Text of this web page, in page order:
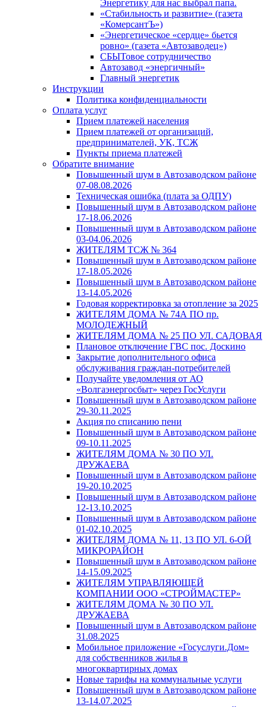
Энергетику для нас выбрал папа.
«Стабильность и развитие» (газета
«КомерсантЪ»)
«Энергетическое «сердце» бьется
ровно» (газета «Автозаводец»)
СБЫТовое сотрудничество
Автозавод «энергичный»
Главный энергетик
Инструкции
Политика конфиденциальности
Оплата услуг
Прием платежей населения
Прием платежей от организаций,
предпринимателей, УК, ТСЖ
Пункты приема платежей
Обратите внимание
Повышенный шум в Автозаводском районе
07-08.08.2026
Техническая ошибка (плата за ОДПУ)
Повышенный шум в Автозаводском районе
17-18.06.2026
Повышенный шум в Автозаводском районе
03-04.06.2026
ЖИТЕЛЯМ ТСЖ № 364
Повышенный шум в Автозаводском районе
17-18.05.2026
Повышенный шум в Автозаводском районе
13-14.05.2026
Годовая корректировка за отопление за 2025
ЖИТЕЛЯМ ДОМА № 74А ПО пр.
МОЛОДЕЖНЫЙ
ЖИТЕЛЯМ ДОМА № 25 ПО УЛ. САДОВАЯ
Плановое отключение ГВС пос. Доскино
Закрытие дополнительного офиса
обслуживания граждан-потребителей
Получайте уведомления от АО
«Волгаэнергосбыт» через ГосУслуги
Повышенный шум в Автозаводском районе
29-30.11.2025
Акция по списанию пени
Повышенный шум в Автозаводском районе
09-10.11.2025
ЖИТЕЛЯМ ДОМА № 30 ПО УЛ.
ДРУЖАЕВА
Повышенный шум в Автозаводском районе
19-20.10.2025
Повышенный шум в Автозаводском районе
12-13.10.2025
Повышенный шум в Автозаводском районе
01-02.10.2025
ЖИТЕЛЯМ ДОМА № 11, 13 ПО УЛ. 6-ОЙ
МИКРОРАЙОН
Повышенный шум в Автозаводском районе
14-15.09.2025
ЖИТЕЛЯМ УПРАВЛЯЮЩЕЙ
КОМПАНИИ ООО «СТРОЙМАСТЕР»
ЖИТЕЛЯМ ДОМА № 30 ПО УЛ.
ДРУЖАЕВА
Повышенный шум в Автозаводском районе
31.08.2025
Мобильное приложение «Госуслуги.Дом»
для собственников жилья в
многоквартирных домах
Новые тарифы на коммунальные услуги
Повышенный шум в Автозаводском районе
13-14.07.2025